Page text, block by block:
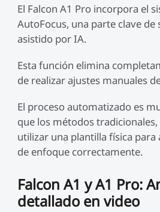
El Falcon A1 Pro incorpora el
AutoFocus, una parte clave de
asistido por IA.
Esta función elimina
de realizar ajustes manuales
El proceso automatizado es
que los métodos
utilizar una plantilla física para
de enfoque correctamente.
Falcon A1 y A1 Pro:
detallado en video